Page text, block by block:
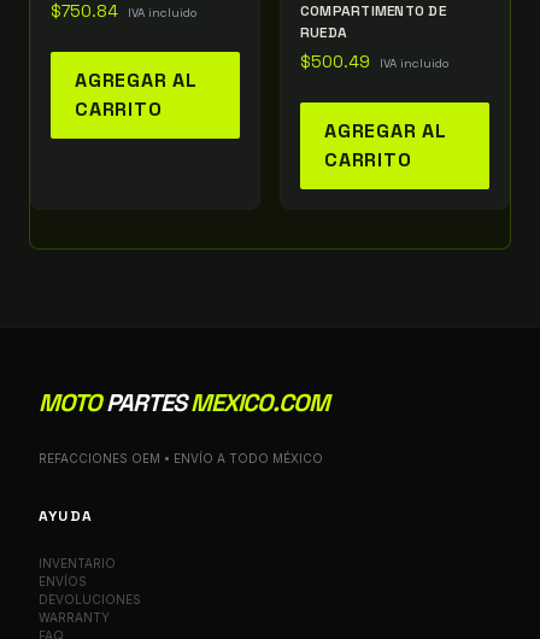
$750.84 IVA incluido
AGREGAR AL
CARRITO
COMPARTIMENTO DE
RUEDA
$500.49 IVA incluido
AGREGAR AL
CARRITO
MOTOPARTESMEXICO.COM
REFACCIONES OEM • ENVÍO A TODO MÉXICO
AYUDA
INVENTARIO
ENVÍOS
DEVOLUCIONES
WARRANTY
FAQ